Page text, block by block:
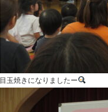
目玉焼きになりましたー